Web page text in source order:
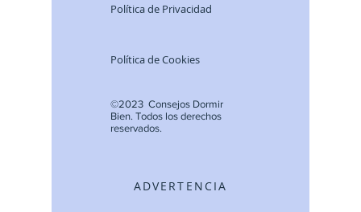
Política de Privacidad
Política de Cookies
©2023 Consejos Dormir
Bien. Todos los derechos
reservados.
ADVERTENCIA